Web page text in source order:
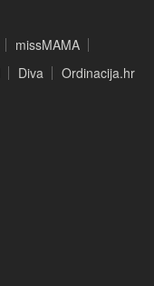
missMAMA
Diva Ordinacija.hr